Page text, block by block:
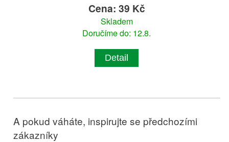
Cena: 39 Kč
Skladem
Doručíme do: 12.8.
Detail
A pokud váháte, inspirujte se předchozími
zákazníky